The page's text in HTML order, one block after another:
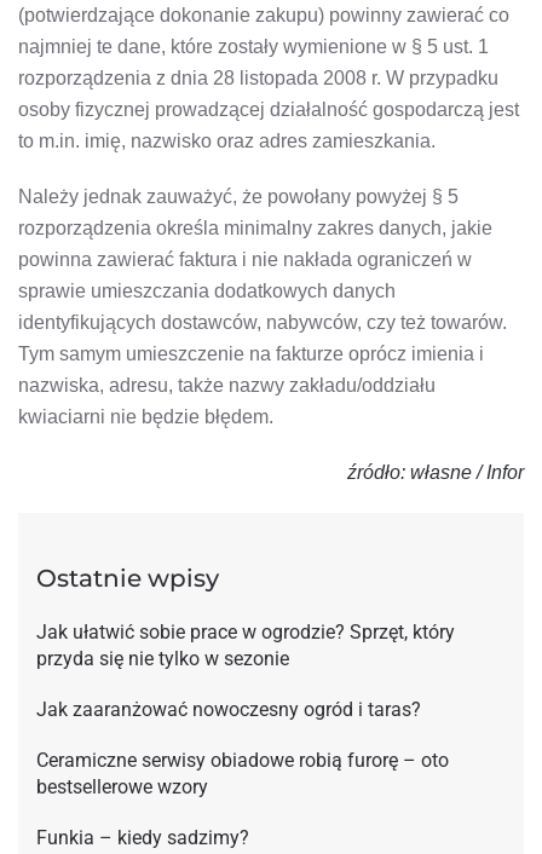
(potwierdzające dokonanie zakupu) powinny zawierać co
najmniej te dane, które zostały wymienione w § 5 ust. 1
rozporządzenia z dnia 28 listopada 2008 r. W przypadku
osoby fizycznej prowadzącej działalność gospodarczą jest
to m.in. imię, nazwisko oraz adres zamieszkania.
Należy jednak zauważyć, że powołany powyżej § 5
rozporządzenia określa minimalny zakres danych, jakie
powinna zawierać faktura i nie nakłada ograniczeń w
sprawie umieszczania dodatkowych danych
identyfikujących dostawców, nabywców, czy też towarów.
Tym samym umieszczenie na fakturze oprócz imienia i
nazwiska, adresu, także nazwy zakładu/oddziału
kwiaciarni nie będzie błędem.
źródło: własne / Infor
Ostatnie wpisy
Jak ułatwić sobie prace w ogrodzie? Sprzęt, który
przyda się nie tylko w sezonie
Jak zaaranżować nowoczesny ogród i taras?
Ceramiczne serwisy obiadowe robią furorę – oto
bestsellerowe wzory
Funkia – kiedy sadzimy?